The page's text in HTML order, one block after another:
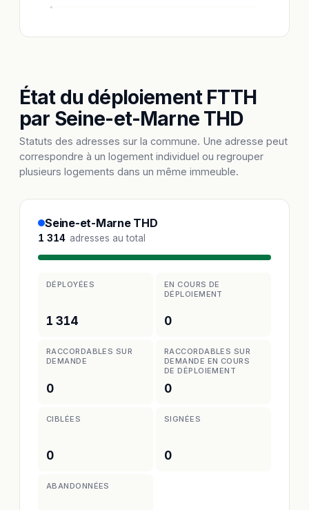
0
État du déploiement FTTH
par Seine-et-Marne THD
Statuts des adresses sur la commune. Une adresse peut
correspondre à un logement individuel ou regrouper
plusieurs logements dans un même immeuble.
Seine-et-Marne THD
1 314 adresses au total
DÉPLOYÉES
1 314
EN COURS DE
DÉPLOIEMENT
0
RACCORDABLES SUR
DEMANDE
0
RACCORDABLES SUR
DEMANDE EN COURS
DE DÉPLOIEMENT
0
CIBLÉES
0
SIGNÉES
0
ABANDONNÉES